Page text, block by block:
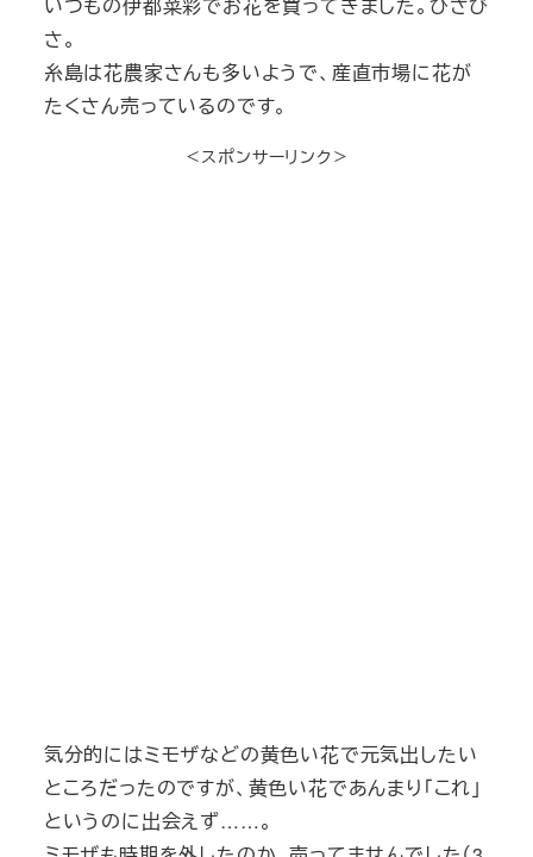
さ。
糸島は花農家さんも多いようで、産直市場に花が
たくさん売っているのです。
＜スポンサーリンク＞
気分的にはミモザなどの黄色い花で元気出したい
ところだったのですが、黄色い花であんまり「これ」
というのに出会えず……。